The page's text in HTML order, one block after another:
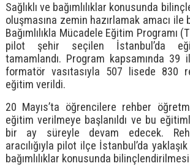
Sağlıklı ve bağımlılıklar konusunda
oluşmasına zemin hazırlamak amacı ile
Bağımlılıkla Mücadele Eğitim Programı
pilot şehir seçilen İstanbul’da
tamamlandı. Program kapsamında 39
formatör vasıtasıyla 507 lisede 830
eğitim verildi.
20 Mayıs’ta öğrencilere rehber
eğitim verilmeye başlanıldı ve bu
bir ay süreyle devam edecek.
aracılığıyla pilot ilçe İstanbul’da
bağımlılıklar konusunda